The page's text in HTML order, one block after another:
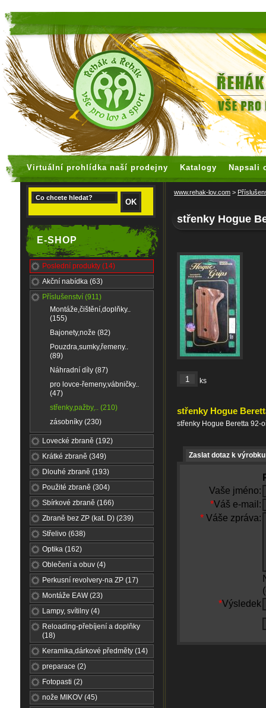
Virtuální prohlídka naší prodejny Katalogy Napsali
E-SHOP
Poslední produkty (14)
Akční nabídka (63)
Příslušenství (911)
Montáže,čištění,doplňky..
(155)
Bajonety,nože (82)
Pouzdra,sumky,řemeny..
(89)
Náhradní díly (87)
pro lovce-řemeny,vábničky..
(47)
střenky,pažby,.. (210)
zásobníky (230)
Lovecké zbraně (192)
Krátké zbraně (349)
Dlouhé zbraně (193)
Použité zbraně (304)
Sbírkové zbraně (166)
Zbraně bez ZP (kat. D) (239)
Střelivo (638)
Optika (162)
Oblečení a obuv (4)
Perkusní revolvery-na ZP (17)
Montáže EAW (23)
Lampy, svítilny (4)
Reloading-přebíjení a doplňky
(18)
Keramika,dárkové předměty (14)
preparace (2)
Fotopasti (2)
nože MIKOV (45)
www.rehak-lov.com >
střenky Hogue
ks
střenky Hogue
střenky Hogue Beretta 92-
Zaslat dotaz k výrobku
Vaše jméno:
*Váš e-mail:
* Váše zpráva:
*Výsledek